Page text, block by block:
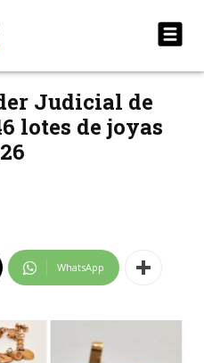
Judicial de
lotes de joyas
WhatsApp